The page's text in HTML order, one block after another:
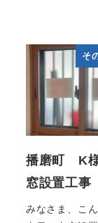
そ
播磨町 K
窓設置工事
みなさま、こん